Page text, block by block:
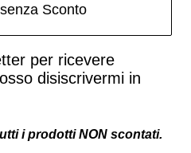
Sconto
promozionali
per ricevere
disiscrivermi in
i prodotti NON scontati.